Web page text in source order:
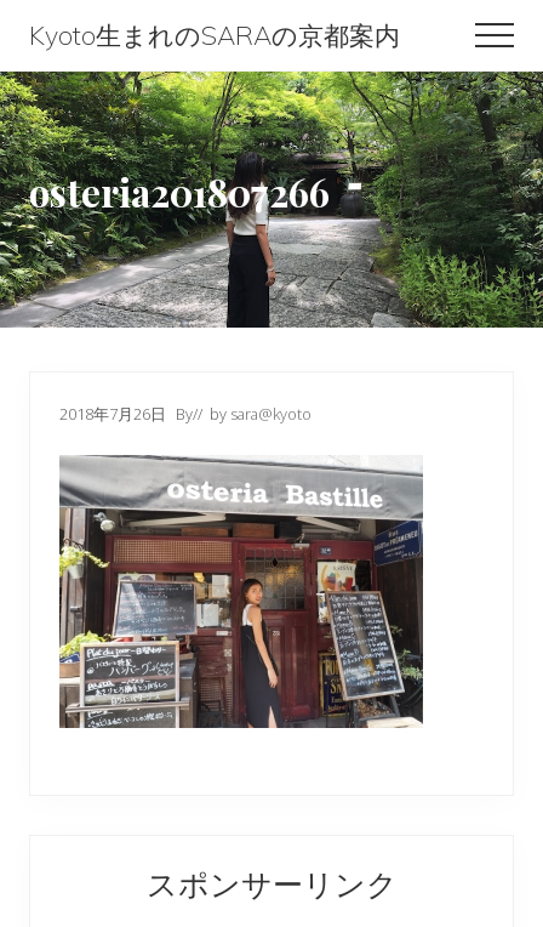
content
primary
sidebar
footer
Kyoto生まれのSARAの京都案内
Kyoto
生
ま
れ
の
SARA
の
osteria201807266
2018年7月26日 By// by sara@kyoto
Interactions
Sidebarスポンサーリンク